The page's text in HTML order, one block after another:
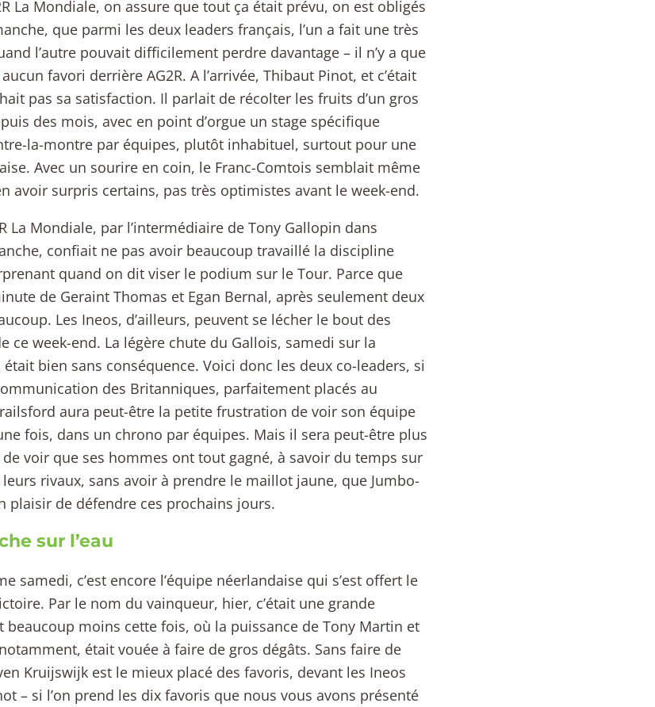
La Mondiale, on assure que tout ça était prévu, on est obligés
que parmi les deux leaders français, l’un a fait une très
l’autre pouvait difficilement perdre davantage – il n’y a que
favori derrière AG2R. A l’arrivée, Thibaut Pinot, et c’était
pas sa satisfaction. Il parlait de récolter les fruits d’un gros
des mois, avec en point d’orgue un stage spécifique
la-montre par équipes, plutôt inhabituel, surtout pour une
Avec un sourire en coin, le Franc-Comtois semblait même
avoir surpris certains, pas très optimistes avant le week-end.
La Mondiale, par l’intermédiaire de Tony Gallopin dans
confiait ne pas avoir beaucoup travaillé la discipline
quand on dit viser le podium sur le Tour. Parce que
de Geraint Thomas et Egan Bernal, après seulement deux
Les Ineos, d’ailleurs, peuvent se lécher le bout des
ce week-end. La légère chute du Gallois, samedi sur la
bien sans conséquence. Voici donc les deux co-leaders, si
des Britanniques, parfaitement placés au
aura peut-être la petite frustration de voir son équipe
fois, dans un chrono par équipes. Mais il sera peut-être plus
voir que ses hommes ont tout gagné, à savoir du temps sur
rivaux, sans avoir à prendre le maillot jaune, que Jumbo-
plaisir de défendre ces prochains jours.
sur l’eau
samedi, c’est encore l’équipe néerlandaise qui s’est offert le
Par le nom du vainqueur, hier, c’était une grande
beaucoup moins cette fois, où la puissance de Tony Martin et
était vouée à faire de gros dégâts. Sans faire de
Kruijswijk est le mieux placé des favoris, devant les Ineos
– si l’on prend les dix favoris que nous vous avons présenté